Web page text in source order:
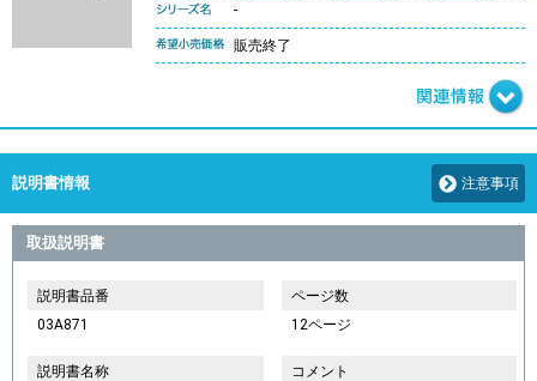
-
販売終了
説明書情報 注意事項
取扱説明書
説明書品番
03A871
ページ数
12ページ
説明書名称
コメント